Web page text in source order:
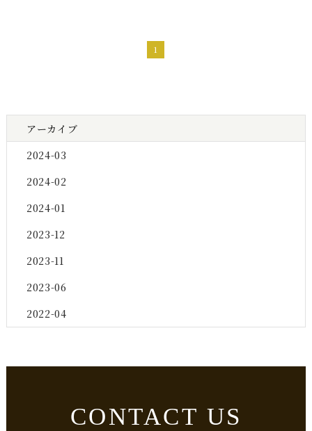
1
アーカイブ
2024-03
2024-02
2024-01
2023-12
2023-11
2023-06
2022-04
CONTACT US